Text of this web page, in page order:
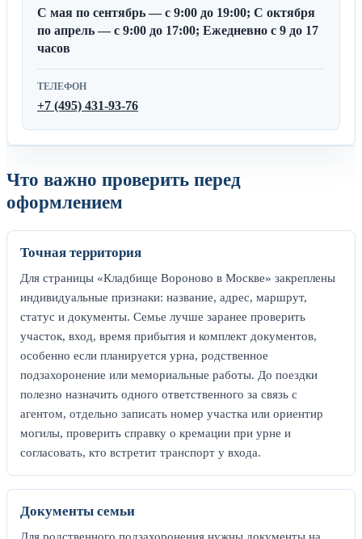
С мая по сентябрь — с 9:00 до 19:00; С октября
по апрель — с 9:00 до 17:00; Ежедневно с 9 до 17
часов
ТЕЛЕФОН
+7 (495) 431-93-76
Что важно проверить перед
оформлением
Точная территория
Для страницы «Кладбище Вороново в Москве» закреплены
индивидуальные признаки: название, адрес, маршрут,
статус и документы. Семье лучше заранее проверить
участок, вход, время прибытия и комплект документов,
особенно если планируется урна, родственное
подзахоронение или мемориальные работы. До поездки
полезно назначить одного ответственного за связь с
агентом, отдельно записать номер участка или ориентир
могилы, проверить справку о кремации при урне и
согласовать, кто встретит транспорт у входа.
Документы семьи